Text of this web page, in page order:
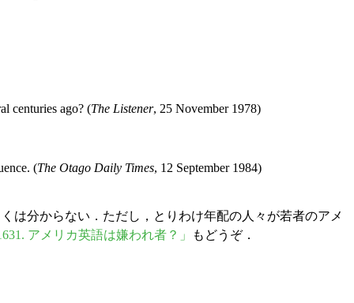
centuries ago? (The Listener, 25 November 1978)
(The Otago Daily Times, 12 September 1984)
は分からない．ただし，とりわけ年配の人々が若者のアメ
アメリカ英語は嫌われ者？」
もどうぞ．